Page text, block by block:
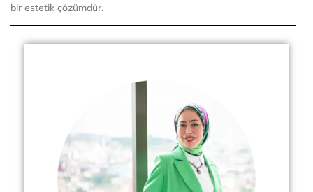
bir estetik çözümdür.